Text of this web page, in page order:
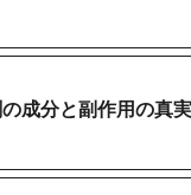
成分と副作用の真実